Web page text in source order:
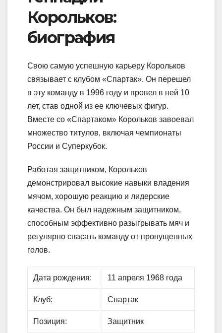
Корольков:
биография
Свою самую успешную карьеру Корольков
связывает с клубом «Спартак». Он перешел
в эту команду в 1996 году и провел в ней 10
лет, став одной из ее ключевых фигур.
Вместе со «Спартаком» Корольков завоевал
множество титулов, включая чемпионаты
России и Суперкубок.
Работая защитником, Корольков
демонстрировал высокие навыки владения
мячом, хорошую реакцию и лидерские
качества. Он был надежным защитником,
способным эффективно разыгрывать мяч и
регулярно спасать команду от пропущенных
голов.
Дата рождения: 11 апреля 1968 года
Клуб: Спартак
Позиция: Защитник